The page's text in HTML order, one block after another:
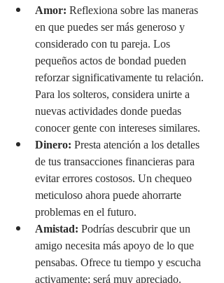
Amor: Reflexiona sobre las maneras
en que puedes ser más generoso y
considerado con tu pareja. Los
pequeños actos de bondad pueden
reforzar significativamente tu relación.
Para los solteros, considera unirte a
nuevas actividades donde puedas
conocer gente con intereses similares.
Dinero: Presta atención a los detalles
de tus transacciones financieras para
evitar errores costosos. Un chequeo
meticuloso ahora puede ahorrarte
problemas en el futuro.
Amistad: Podrías descubrir que un
amigo necesita más apoyo de lo que
pensabas. Ofrece tu tiempo y escucha